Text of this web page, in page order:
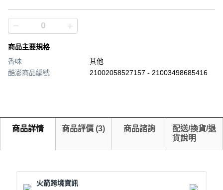
商品主要規格
香味
其他
酷澎商品編號
21002058527157 - 21003498685416
商品詳情 商品評價 (3) 商品諮詢
配送/換貨/退
貨說明
火箭跨境資訊